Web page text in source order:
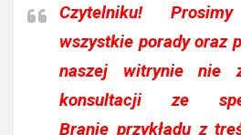
Czytelniku!Prosimy
wszystkie porady oraz
naszej witrynie nie
konsultacji ze
Branie przykładu z